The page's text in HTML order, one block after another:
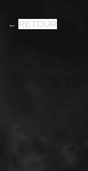
← RETOUR